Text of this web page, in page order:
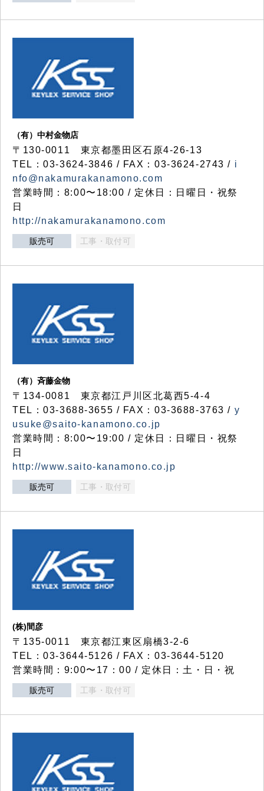
（有）中村金物店
〒130-0011 東京都墨田区石原4-26-13
TEL：03-3624-3846 / FAX：03-3624-2743 / i
nfo@nakamurakanamono.com
営業時間：8:00〜18:00 / 定休日：日曜日・祝祭
日
http://nakamurakanamono.com
販売可 工事・取付可
（有）斉藤金物
〒134-0081 東京都江戸川区北葛西5-4-4
TEL：03-3688-3655 / FAX：03-3688-3763 / y
usuke@saito-kanamono.co.jp
営業時間：8:00〜19:00 / 定休日：日曜日・祝祭
日
http://www.saito-kanamono.co.jp
販売可 工事・取付可
(株)間彦
〒135-0011 東京都江東区扇橋3-2-6
TEL：03-3644-5126 / FAX：03-3644-5120
営業時間：9:00〜17：00 / 定休日：土・日・祝
販売可 工事・取付可